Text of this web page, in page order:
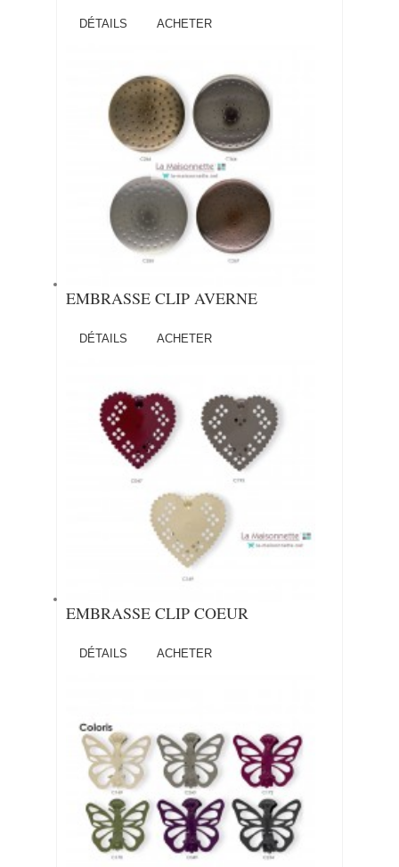
DÉTAILS ACHETER
EMBRASSE CLIP AVERNE
DÉTAILS ACHETER
EMBRASSE CLIP COEUR
DÉTAILS ACHETER